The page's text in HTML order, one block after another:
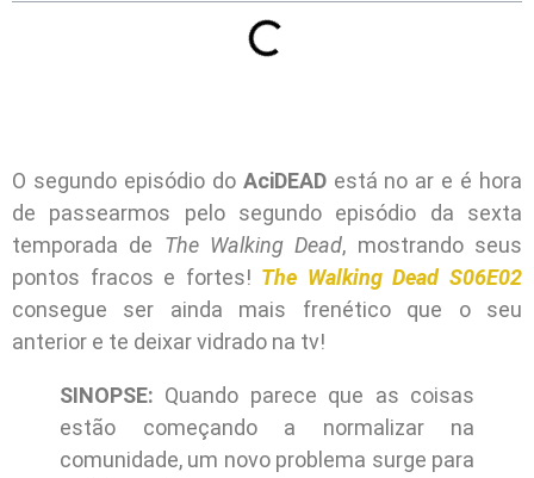
O segundo episódio do AciDEADestá no ar e é hora
de passearmos pelo segundo episódio da sexta
temporada de The Walking Dead, mostrando seus
pontos fracos e fortes! The Walking Dead S06E02
consegue ser ainda mais frenético que o seu
anterior e te deixar vidrado na tv!
SINOPSE: Quando parece que as coisas
estão começando a normalizar na
comunidade, um novo problema surge para